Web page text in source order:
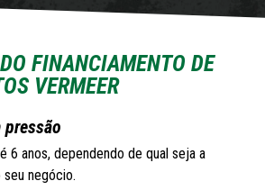
FINANCIAMENTO DE
VERMEER
6 anos, dependendo de qual seja a
negócio.